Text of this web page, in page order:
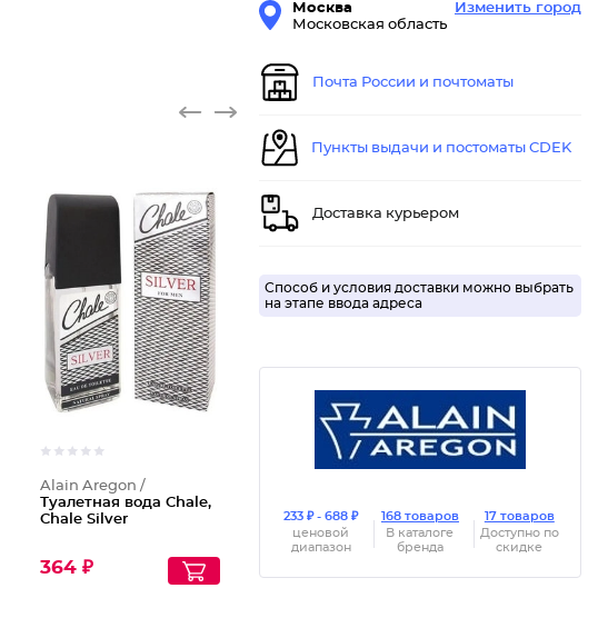
Туалетн
Alain Aregon /
Туалетная вода Chale,
Chale Silver
364 ₽
Москва
Московская область
Изменить город
Почта России и почтоматы
Пункты выдачи и постоматы CDEK
Доставка курьером
Способ и условия доставки можно выбрать
на этапе ввода адреса
233 ₽ - 688 ₽
ценовой
диапазон
168 товаров
В каталоге
бренда
17 товаров
Доступно по
скидке